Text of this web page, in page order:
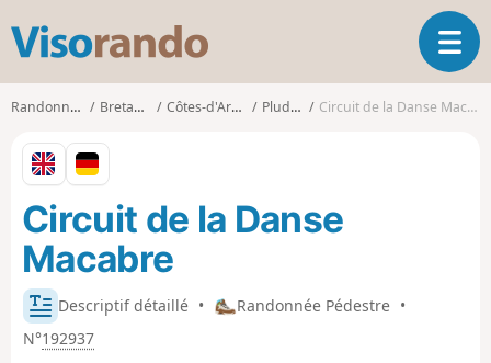
s
o
o
O
u
v
Randonnées Bretagne Côtes-d'Armor Pludual Circuit de la Danse Macabre
Descriptif détaillé • Randonnée Pédestre •
N°192937
Circuit de la Danse
Macabre